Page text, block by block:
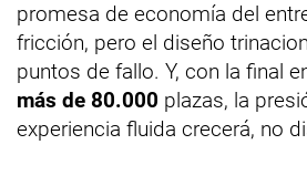
promesa de economía del
fricción, pero el diseño
puntos de fallo. Y, con la final
más de 80.000 plazas, la
experiencia fluida crecerá, no